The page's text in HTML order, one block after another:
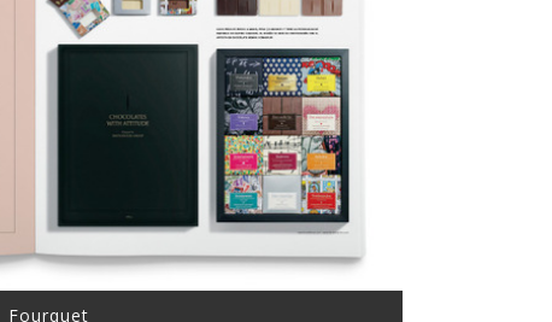
Fourquet